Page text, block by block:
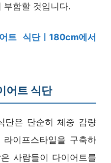
부합할 것입니다.
트 식단ㅣ180cm에서
어트 식단
단은 단순히 체중 감량
이프스타일을 구축하
사람들이 다이어트를